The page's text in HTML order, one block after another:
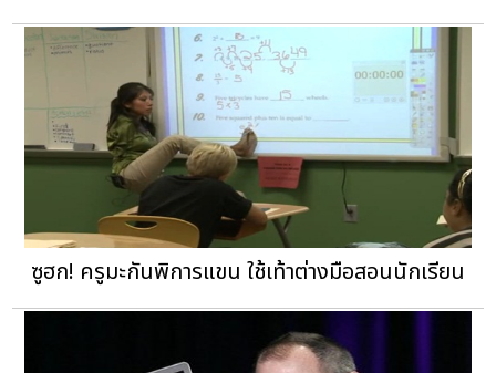
ซูฮก! ครูมะกันพิการแขน ใช้เท้าต่างมือสอนนักเรียน